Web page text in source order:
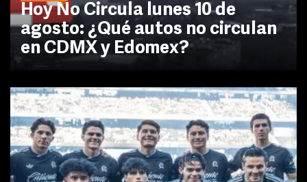
Hoy No Circula lunes 10 de
agosto: ¿Qué autos no circulan
en CDMX y Edomex?